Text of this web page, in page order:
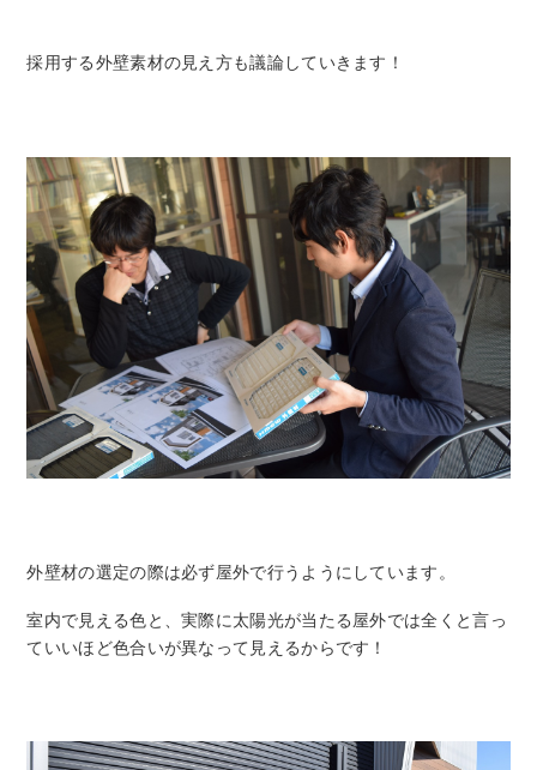
採用する外壁素材の見え方も議論していきます！
外壁材の選定の際は必ず屋外で行うようにしています。
室内で見える色と、実際に太陽光が当たる屋外では全くと言っ
ていいほど色合いが異なって見えるからです！